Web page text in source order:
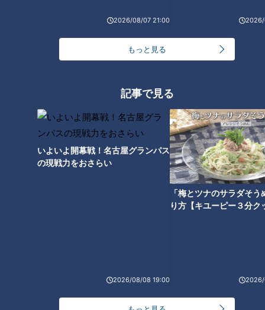
2026/08/07 21:00 2026/
もっと見る
記事で見る
いよいよ開幕戦！名古屋グランパス
の現戦力をおさらい
2026/08/08 19:00
「梅とツナのサラダそう
り方【キユーピー３分ク
2026/
かし、ここまでの勝利8つの内、本拠地バンテリンドームでの
ヒーローインタビューに2度立っているのは根尾選手だけであ
出している。そして、1本のヒットで球場全体の空気を変える
ことができる選手である。外野の守備では再三の好プレーで投
手を救ってきた。根尾選手が活躍するとスポーツニュースでも
全国版として扱われる。ドラゴンズにとって待望久しい“全国
区のスター選手”である。チームに勢いをつける存在である。
は、無死1、2塁で三遊間のハーフライナーをスライディングキ